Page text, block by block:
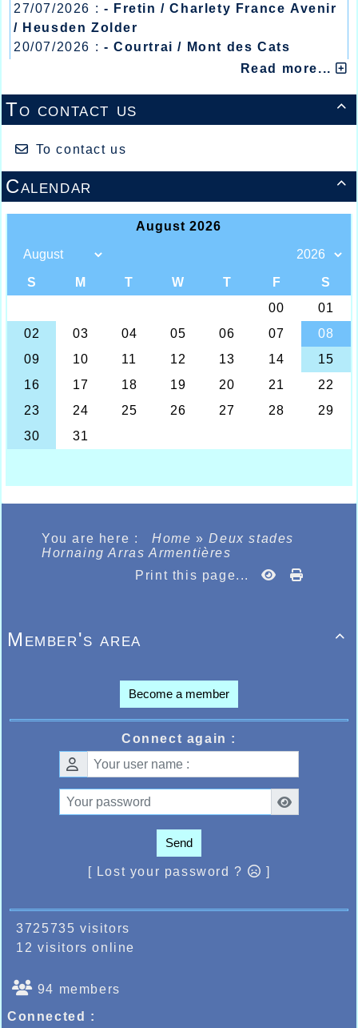
27/07/2026 : - Fretin / Charlety France Avenir
/ Heusden Zolder
20/07/2026 : - Courtrai / Mont des Cats
- Lyon / Meeting Abeilles /
Read more...

To contact us
To contact us

Calendar
You are here : Home»Deux stades
Hornaing Arras Armentières
Print this page...

Member's area
Become a member
Connect again :
Send
[ Lost your password ? ]
3725735 visitors
12 visitors online
94 members
Connected :